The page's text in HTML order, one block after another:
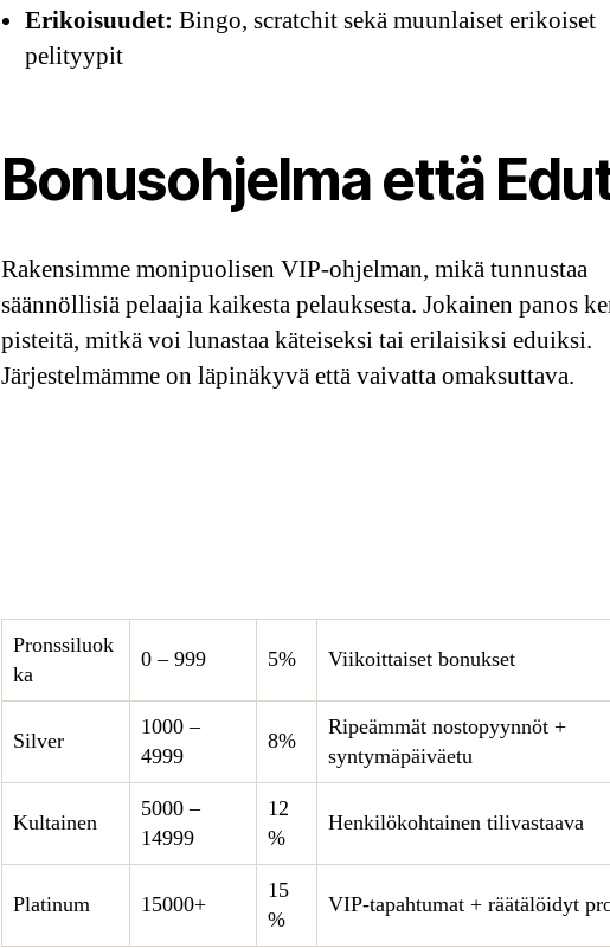
Erikoisuudet: Bingo, scratchit sekä muunlaiset erikoiset
pelityypit
Bonusohjelma että
Rakensimme monipuolisen VIP-ohjelman, mikä tunnustaa
säännöllisiä pelaajia kaikesta pelauksesta. Jokainen panos
pisteitä, mitkä voi lunastaa käteiseksi tai erilaisiksi eduiksi.
Järjestelmämme on läpinäkyvä että vaivatta omaksuttava.
Pronssiluok
ka
0 – 999 5% Viikoittaiset bonukset
Silver
1000 –
4999
8%
Ripeämmät nostopyynnöt +
syntymäpäiväetu
Kultainen
5000 –
14999
12
%
Henkilökohtainen tilivastaava
Platinum 15000+
15
%
VIP-tapahtumat + räätälöidyt